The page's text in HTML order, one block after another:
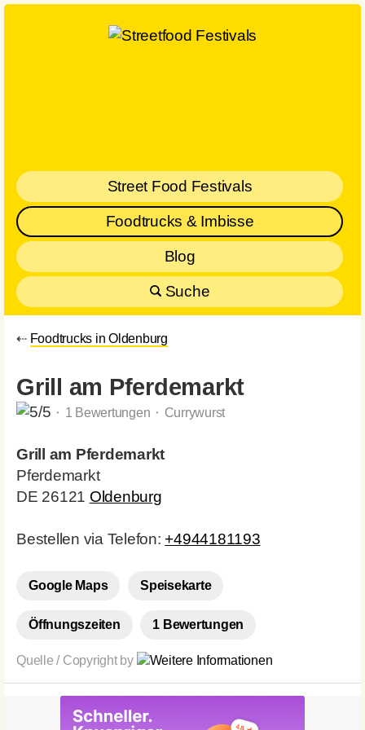
Street Food Festivals
Foodtrucks & Imbisse
Blog
Suche
⇠ Foodtrucks in Oldenburg
Grill am Pferdemarkt
⬝ 1 Bewertungen ⬝ Currywurst
Grill am Pferdemarkt
Pferdemarkt
DE 26121 Oldenburg
Bestellen via Telefon: +4944181193
Google Maps Speisekarte
Öffnungszeiten 1 Bewertungen
Quelle / Copyright by